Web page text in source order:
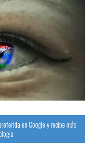
en Google y recibe más